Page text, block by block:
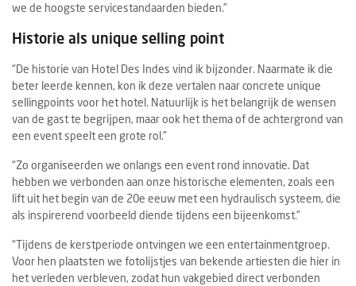
we de hoogste servicestandaarden bieden.”
Historie als unique selling point
“De historie van Hotel Des Indes vind ik bijzonder. Naarmate ik die
beter leerde kennen, kon ik deze vertalen naar concrete unique
sellingpoints voor het hotel. Natuurlijk is het belangrijk de wensen
van de gast te begrijpen, maar ook het thema of de achtergrond van
een event speelt een grote rol.”
“Zo organiseerden we onlangs een event rond innovatie. Dat
hebben we verbonden aan onze historische elementen, zoals een
lift uit het begin van de 20e eeuw met een hydraulisch systeem, die
als inspirerend voorbeeld diende tijdens een bijeenkomst.”
“Tijdens de kerstperiode ontvingen we een entertainmentgroep.
Voor hen plaatsten we fotolijstjes van bekende artiesten die hier in
het verleden verbleven, zodat hun vakgebied direct verbonden